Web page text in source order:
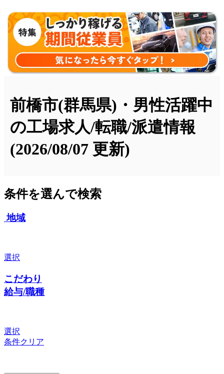
前橋市(群馬県)・男性活躍中
の工場求人/転職/派遣情報
(2026/08/07 更新)
条件を選んで検索
地域
選択
こだわり
給与/職種
選択
条件クリア